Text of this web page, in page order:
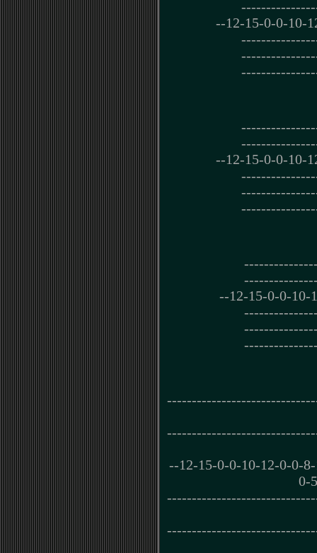
--12-15-0-0-10-
--12-15-0-0-10-
--12-15-0-0-10-
--12-15-0-0-10-12-0-0-
0-